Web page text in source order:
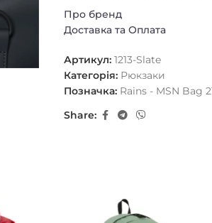
поміщається 13-дюймовий
Про бренд
Доставка та Оплата
Артикул: 1213-Slate
Категорія: Рюкзаки
Позначка: Rains - MSN Bag
Share: